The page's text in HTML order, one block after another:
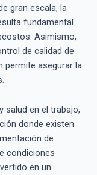
gran escala, la
fundamental
Asimismo,
de calidad de
permite asegurar la
salud en el trabajo,
donde existen
de
condiciones
en un